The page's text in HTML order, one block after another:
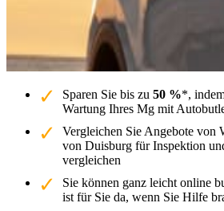
Sparen Sie bis zu 50 %*,
Wartung Ihres Mg mit
Vergleichen Sie Angebote von
von Duisburg für Inspektion
vergleichen
Sie können ganz leicht online
ist für Sie da, wenn Sie Hilfe